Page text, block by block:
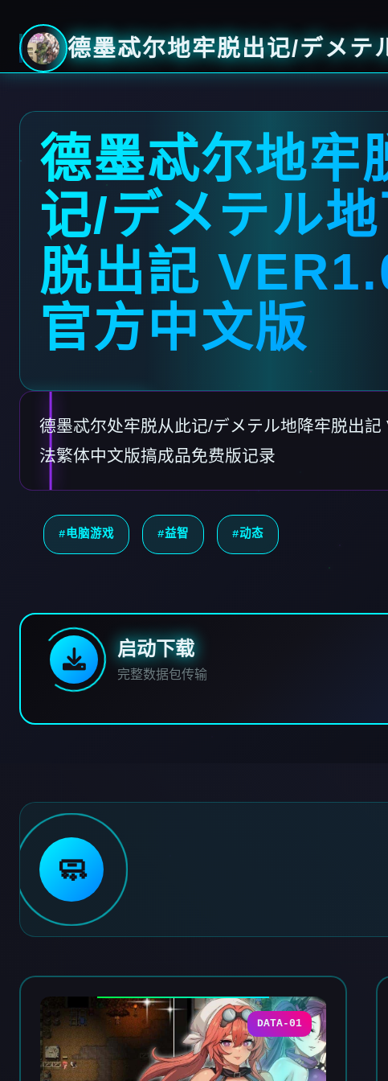
德墨忒尔地牢脱出记/デメテ
德墨忒尔地牢
记/デメテル
脱出記
官方中文版
德墨忒尔处牢脱从此记/デメテル地降牢脱出記
法繁体中文版搞成品免费版记录
#电脑游戏 #益智 #动态
启动下载
完整数据包传输
🧼
DATA-01